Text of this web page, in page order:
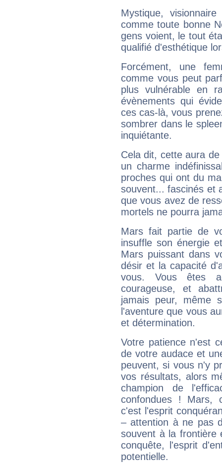
Mystique,
comme toute bonne
gens voient, le tout
qualifié d'esthétique
Forcément, une
comme vous peut
plus vulnérable en
évènements qui
ces cas-là, vous
sombrer dans le
inquiétante.
Cela dit, cette aura
un charme
proches qui ont du
souvent... fascinés et
que vous avez de
mortels ne pourra
Mars fait partie de
insuffle son énergie
Mars puissant dans
désir et la capacité
vous. Vous êtes
courageuse, et
jamais peur, même
l'aventure que vous
et détermination.
Votre patience n'est
de votre audace et
peuvent, si vous n'y
vos résultats, alors
champion de
confondues ! Mars,
c'est l'esprit
– attention à ne pas
souvent à la frontière
conquête, l'esprit
potentielle.